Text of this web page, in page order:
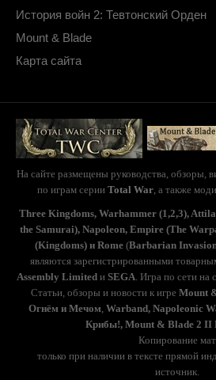
История войн 2: Тевтонский Орден
Mount & Blade
Карта сайта
На сайте размещены руководства, обзоры,
по играм серии Total War , а также
Three Kingdoms, Warhammer (1,2,3),
the Samurai), Napoleon, Empire (The
(Kingdoms) и Rome(Barbarian
являются зарегистрированными
Assembly Limitedи SEGA. Игра по сети на
Статьи, обзоры и новости к игре Mount
Огнём и Мечом Warband, Napoleonic
Крибы!, Mount & Blade 2 II
Копирование
только при наличии в тексте прямой
источник.